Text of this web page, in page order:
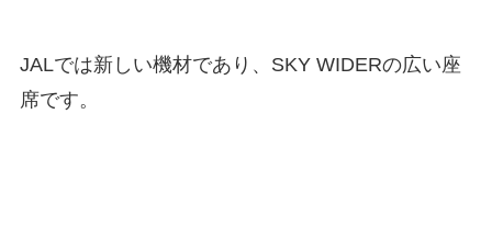
JALでは新しい機材であり、SKY WIDERの広い座
席です。